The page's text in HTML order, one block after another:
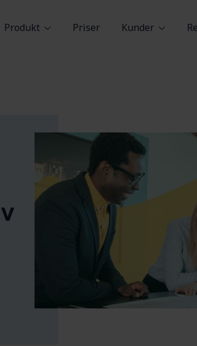
Produkt Priser Kunder